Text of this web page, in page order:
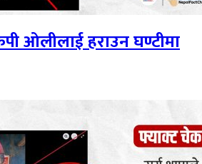
ओलीलाई हराउन घण्टीमा